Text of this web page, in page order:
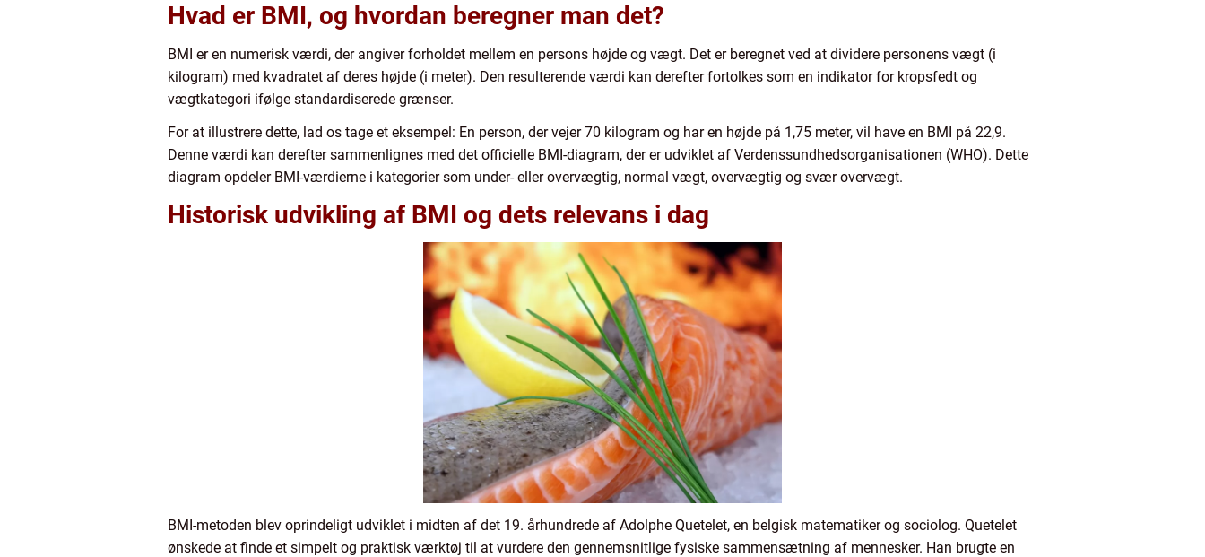
Hvad er BMI, og hvordan beregner man det?
BMI er en numerisk værdi, der angiver forholdet mellem en persons højde og vægt. Det er beregnet ved at dividere personens vægt (i
kilogram) med kvadratet af deres højde (i meter). Den resulterende værdi kan derefter fortolkes som en indikator for kropsfedt og
vægtkategori ifølge standardiserede grænser.
For at illustrere dette, lad os tage et eksempel: En person, der vejer 70 kilogram og har en højde på 1,75 meter, vil have en BMI på 22,9.
Denne værdi kan derefter sammenlignes med det officielle BMI-diagram, der er udviklet af Verdenssundhedsorganisationen (WHO). Dette
diagram opdeler BMI-værdierne i kategorier som under- eller overvægtig, normal vægt, overvægtig og svær overvægt.
Historisk udvikling af BMI og dets relevans i dag
BMI-metoden blev oprindeligt udviklet i midten af det 19. århundrede af Adolphe Quetelet, en belgisk matematiker og sociolog. Quetelet
ønskede at finde et simpelt og praktisk værktøj til at vurdere den gennemsnitlige fysiske sammensætning af mennesker. Han brugte en